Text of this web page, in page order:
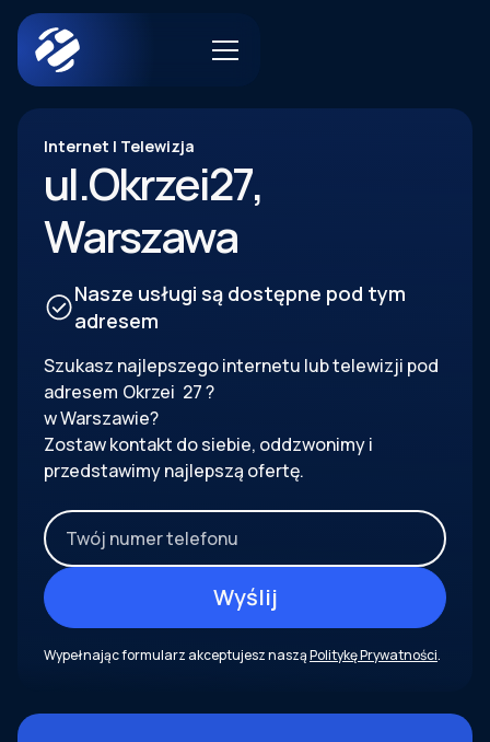
Internet | Telewizja
ul.Okrzei27,
Warszawa
Nasze usługi są dostępne pod tym
adresem
Szukasz najlepszego internetu lub telewizji pod
adresem Okrzei 27?
w Warszawie?
Zostaw kontakt do siebie, oddzwonimy i
przedstawimy najlepszą ofertę.
Wypełnając formularz akceptujesz nasząPolitykę Prywatności.